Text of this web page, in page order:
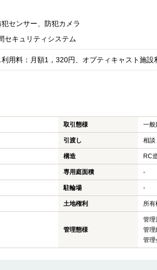
センサー、防犯カメラ
セキュリティシステム
用料：月額1，320円、オプティキャスト施設
取引態様 一般
引渡し 相談
構造 RC
専用庭面積 -
駐輪場 -
土地権利 所有
管理態様
管理
管理
管理